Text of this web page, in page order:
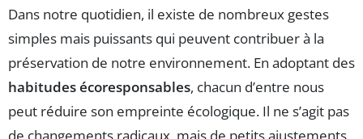
Dans notre quotidien, il existe de nombreux gestes
simples mais puissants qui peuvent contribuer à la
préservation de notre environnement. En adoptant des
habitudes écoresponsables, chacun d’entre nous
peut réduire son empreinte écologique. Il ne s’agit pas